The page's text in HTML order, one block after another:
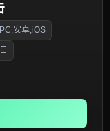
安卓,iOS